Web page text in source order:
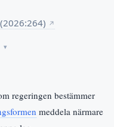
↗
regeringen bestämmer
meddela närmare